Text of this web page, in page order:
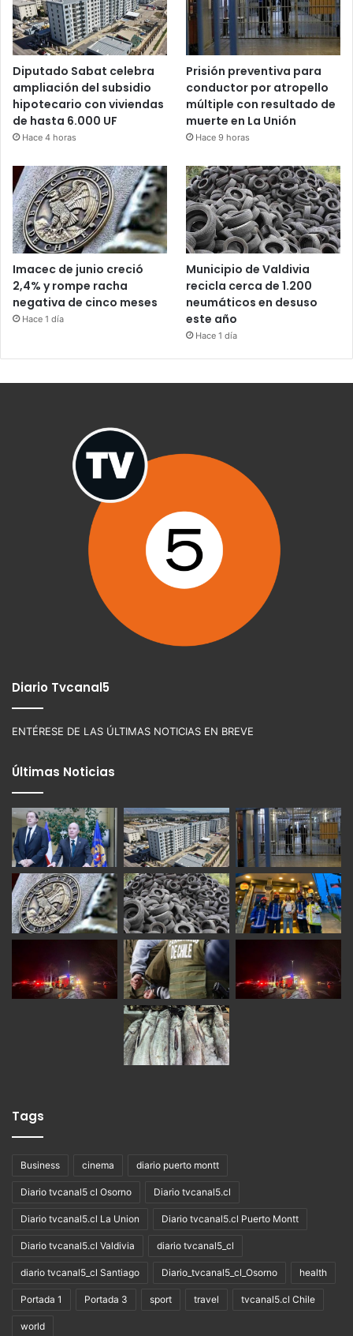
Diputado Sabat celebra
ampliación del subsidio
hipotecario con viviendas
de hasta 6.000 UF
Hace 4 horas
Prisión preventiva para
conductor por atropello
múltiple con resultado de
muerte en La Unión
Hace 9 horas
Imacec de junio creció
2,4% y rompe racha
negativa de cinco meses
Hace 1 día
Municipio de Valdivia
recicla cerca de 1.200
neumáticos en desuso
este año
Hace 1 día
Diario Tvcanal5
ENTÉRESE DE LAS ÚLTIMAS NOTICIAS EN BREVE
Últimas Noticias
Tags
Business cinema diario puerto montt
Diario tvcanal5 cl Osorno Diario tvcanal5.cl
Diario tvcanal5.cl La Union Diario tvcanal5.cl Puerto Montt
Diario tvcanal5.cl Valdivia diario tvcanal5_cl
diario tvcanal5_cl Santiago Diario_tvcanal5_cl_Osorno health
Portada 1 Portada 3 sport travel tvcanal5.cl Chile
world